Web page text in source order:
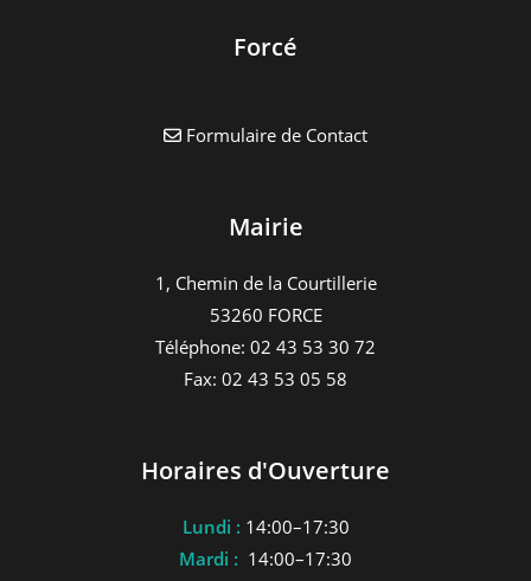
Forcé
Formulaire de Contact
Mairie
1, Chemin de la Courtillerie
53260 FORCE
Téléphone: 02 43 53 30 72
Fax: 02 43 53 05 58
Horaires d'Ouverture
Lundi : 14:00–17:30
Mardi : 14:00–17:30